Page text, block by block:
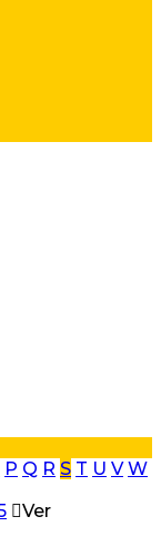
P Q R S T U V W
Ver